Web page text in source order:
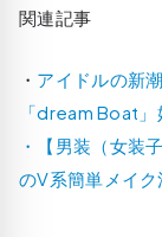
関連記事
・ アイドルの新
「dream Boat」
・
【男装（女装
のV系簡単メイク